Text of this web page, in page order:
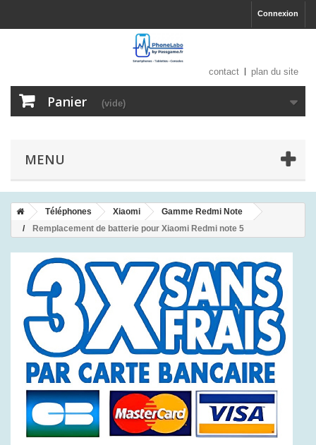
Connexion
contact plan du site
Panier (vide)
MENU
Téléphones Xiaomi
Gamme Redmi Note
Remplacement de batterie pour Xiaomi Redmi note 5